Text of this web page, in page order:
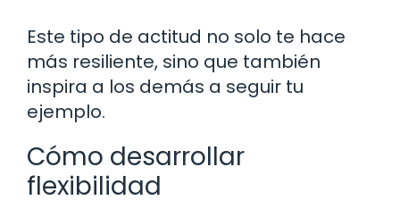
Este tipo de actitud no solo te hace
más resiliente, sino que también
inspira a los demás a seguir tu
ejemplo.
Cómo desarrollar
flexibilidad